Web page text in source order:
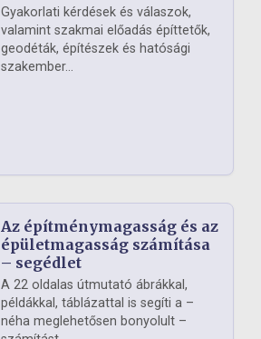
Gyakorlati kérdések és válaszok,
valamint szakmai előadás építtetők,
geodéták, építészek és hatósági
szakember...
Az építménymagasság és az
épületmagasság számítása
– segédlet
A 22 oldalas útmutató ábrákkal,
példákkal, táblázattal is segíti a –
néha meglehetősen bonyolult –